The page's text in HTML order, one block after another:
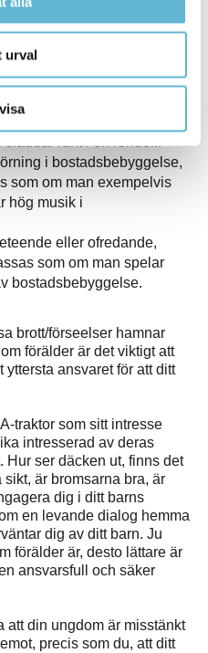
urval
på trafikbrott/förseelser
som, förutom böter, kan ge
genom att ha kört en
konstruerad för.
i bostadsbebyggelse,
som om man exempelvis
hög musik i
eller ofredande,
som om man spelar
bostadsbebyggelse.
brott/förseelser hamnar
förälder är det viktigt att
yttersta ansvaret för att ditt
traktor som sitt intresse
intresserad av deras
Hur ser däcken ut, finns det
är bromsarna bra, är
dig i ditt barns
en levande dialog hemma
dig av ditt barn. Ju
förälder är, desto lättare är
ansvarsfull och säker
din ungdom är misstänkt
precis som du, att ditt